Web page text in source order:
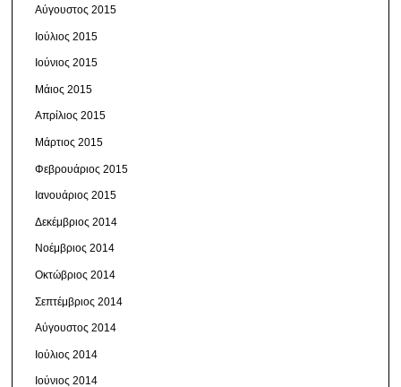
Αύγουστος 2015
Ιούλιος 2015
Ιούνιος 2015
Μάιος 2015
Απρίλιος 2015
Μάρτιος 2015
Φεβρουάριος 2015
Ιανουάριος 2015
Δεκέμβριος 2014
Νοέμβριος 2014
Οκτώβριος 2014
Σεπτέμβριος 2014
Αύγουστος 2014
Ιούλιος 2014
Ιούνιος 2014